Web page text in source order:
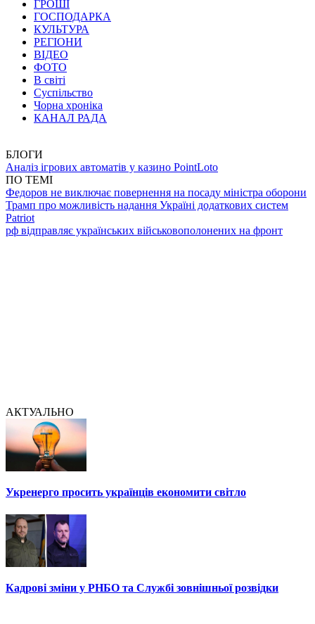
ГРОШІ
ГОСПОДАРКА
КУЛЬТУРА
РЕГІОНИ
ВІДЕО
ФОТО
В світі
Суспільство
Чорна хроніка
КАНАЛ РАДА
БЛОГИ
Аналіз ігрових автоматів у казино PointLoto
ПО ТЕМІ
Федоров не виключає повернення на посаду міністра оборони
Трамп про можливість надання Україні додаткових систем
Patriot
рф відправляє українських військовополонених на фронт
АКТУАЛЬНО
Укренерго просить українців економити світло
Кадрові зміни у РНБО та Службі зовнішньої розвідки